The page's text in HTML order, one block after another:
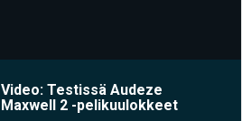
Video: Testissä Audeze
Maxwell 2 -pelikuulokkeet